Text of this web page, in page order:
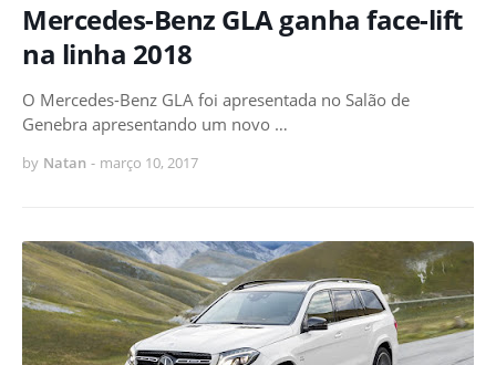
Mercedes-Benz GLA ganha face-lift
na linha 2018
O Mercedes-Benz GLA foi apresentada no Salão de
Genebra apresentando um novo …
by Natan - março 10, 2017